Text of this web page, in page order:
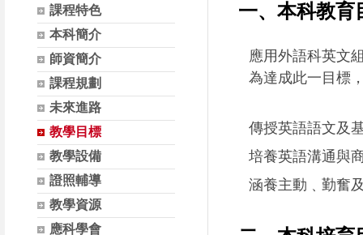
名。五、研習
訊請參閱附件
課程特色
本科簡介
師資簡介
課程規劃
未來進路
教學目標
教學設備
證照輔導
教學資源
應科學會
一、本科教育
應用外語科英文
為達成此一目標
傳授英語語文及
培養英語溝通與
涵養主動﹑勤奮